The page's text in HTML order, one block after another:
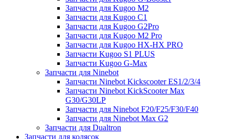
Запчасти для Kugoo M2
Запчасти для Kugoo C1
Запчасти для Kugoo G2Pro
Запчасти для Kugoo M2 Pro
Запчасти для Kugoo HX-HX PRO
Запчасти Kugoo S1 PLUS
Запчасти Kugoo G-Max
Запчасти для Ninebot
Запчасти Ninebot Kickscooter ES1/2/3/4
Запчасти Ninebot KickScooter Max
G30/G30LP
Запчасти для Ninebot F20/F25/F30/F40
Запчасти для Ninebot Max G2
Запчасти для Dualtron
Запчасти для колясок